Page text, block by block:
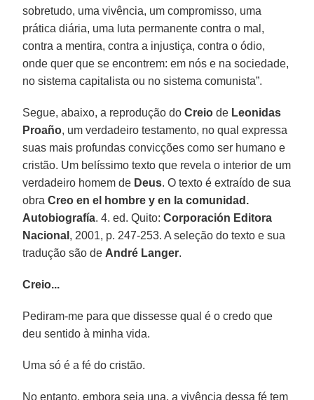
sobretudo, uma vivência, um compromisso, uma
prática diária, uma luta permanente contra o mal,
contra a mentira, contra a injustiça, contra o ódio,
onde quer que se encontrem: em nós e na sociedade,
no sistema capitalista ou no sistema comunista”.
Segue, abaixo, a reprodução doCreio de Leonidas
Proaño, um verdadeiro testamento, no qual expressa
suas mais profundas convicções como ser humano e
cristão. Um belíssimo texto que revela o interior de um
verdadeiro homem de Deus. O texto é extraído de sua
obraCreo en el hombre y en la comunidad.
Autobiografía. 4. ed. Quito:Corporación Editora
Nacional , 2001, p. 247-253. A seleção do texto e sua
tradução são de André Langer.
Creio...
Pediram-me para que dissesse qual é o credo que
deu sentido à minha vida.
Uma só é a fé do cristão.
No entanto, embora seja una, a vivência dessa fé tem